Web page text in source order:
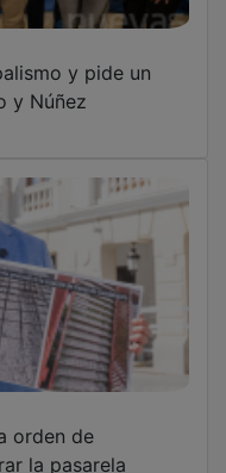
y Núñez
la pasarela